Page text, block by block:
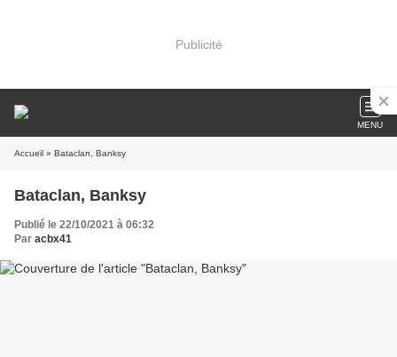
Publicité
MENU
Accueil » Bataclan, Banksy
Bataclan, Banksy
Publié le 22/10/2021 à 06:32
Par acbx41